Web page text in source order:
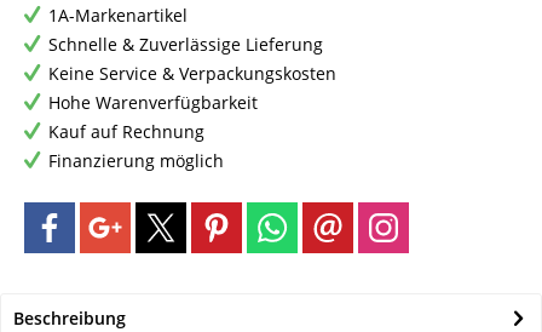
1A-Markenartikel
Schnelle & Zuverlässige Lieferung
Keine Service & Verpackungskosten
Hohe Warenverfügbarkeit
Kauf auf Rechnung
Finanzierung möglich
Beschreibung